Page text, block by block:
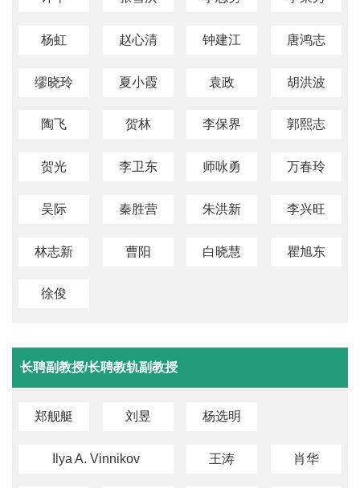
杨虹 赵心清 钟建江 唐鸿志
缪晓玲 夏小霞 袁政 胡洪波
陶飞 贺林 李保界 郭熙志
贺光 李卫东 师咏勇 万春玲
吴际 秦胜营 朱洪新 李兴旺
林志新 曹阳 白晓慧 瞿旭东
徐俊
长聘副教授/长聘教轨副教授
郑舰艇 刘昱 杨选明
Ilya A. Vinnikov 王涛 肖华